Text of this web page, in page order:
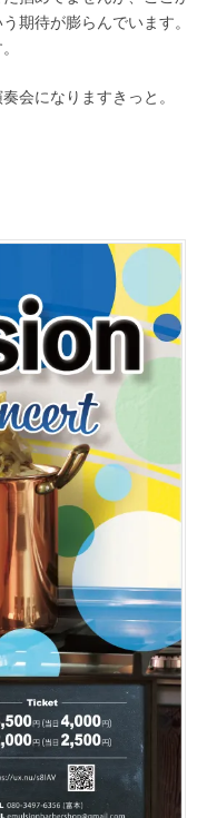
期待が膨らんでいます。
会になりますきっと。